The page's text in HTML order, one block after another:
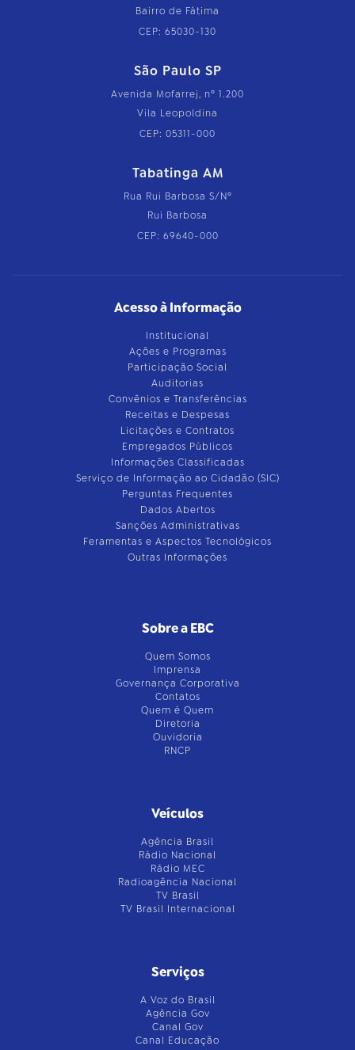
Bairro de Fátima
CEP: 65030-130
São Paulo SP
Avenida Mofarrej, nº 1.200
Vila Leopoldina
CEP: 05311-000
Tabatinga AM
Rua Rui Barbosa S/Nº
Rui Barbosa
CEP: 69640-000
Acesso à Informação
Institucional
Ações e Programas
Participação Social
Auditorias
Convênios e Transferências
Receitas e Despesas
Licitações e Contratos
Empregados Públicos
Informações Classificadas
Serviço de Informação ao Cidadão (SIC)
Perguntas Frequentes
Dados Abertos
Sanções Administrativas
Feramentas e Aspectos Tecnológicos
Outras Informações
Sobre a EBC
Quem Somos
Imprensa
Governança Corporativa
Contatos
Quem é Quem
Diretoria
Ouvidoria
RNCP
Veículos
Agência Brasil
Rádio Nacional
Rádio MEC
Radioagência Nacional
TV Brasil
TV Brasil Internacional
Serviços
A Voz do Brasil
Agência Gov
Canal Gov
Canal Educação